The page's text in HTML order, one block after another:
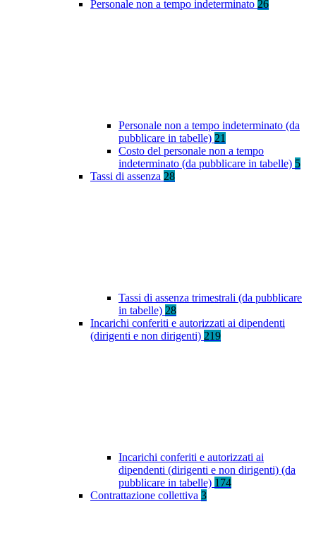
Personale non a tempo indeterminato 26
Personale non a tempo indeterminato (da
pubblicare in tabelle) 21
Costo del personale non a tempo
indeterminato (da pubblicare in tabelle) 5
Tassi di assenza 28
Tassi di assenza trimestrali (da pubblicare
in tabelle) 28
Incarichi conferiti e autorizzati ai dipendenti
(dirigenti e non dirigenti) 219
Incarichi conferiti e autorizzati ai
dipendenti (dirigenti e non dirigenti) (da
pubblicare in tabelle) 174
Contrattazione collettiva 3